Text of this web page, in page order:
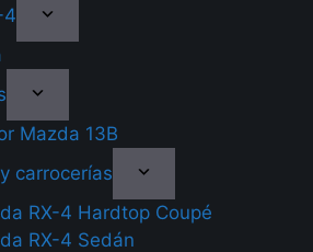
4
Mazda 13B
carrocerías
RX-4 Hardtop Coupé
RX-4 Sedán